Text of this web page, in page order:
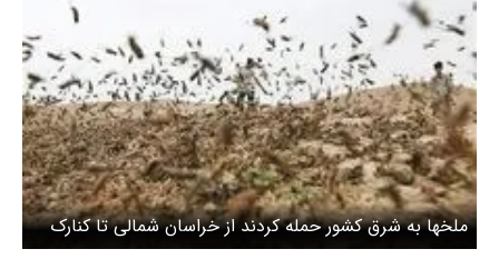
ملخها به شرق کشور حمله کردند از خراسان شمالی تا کنارک